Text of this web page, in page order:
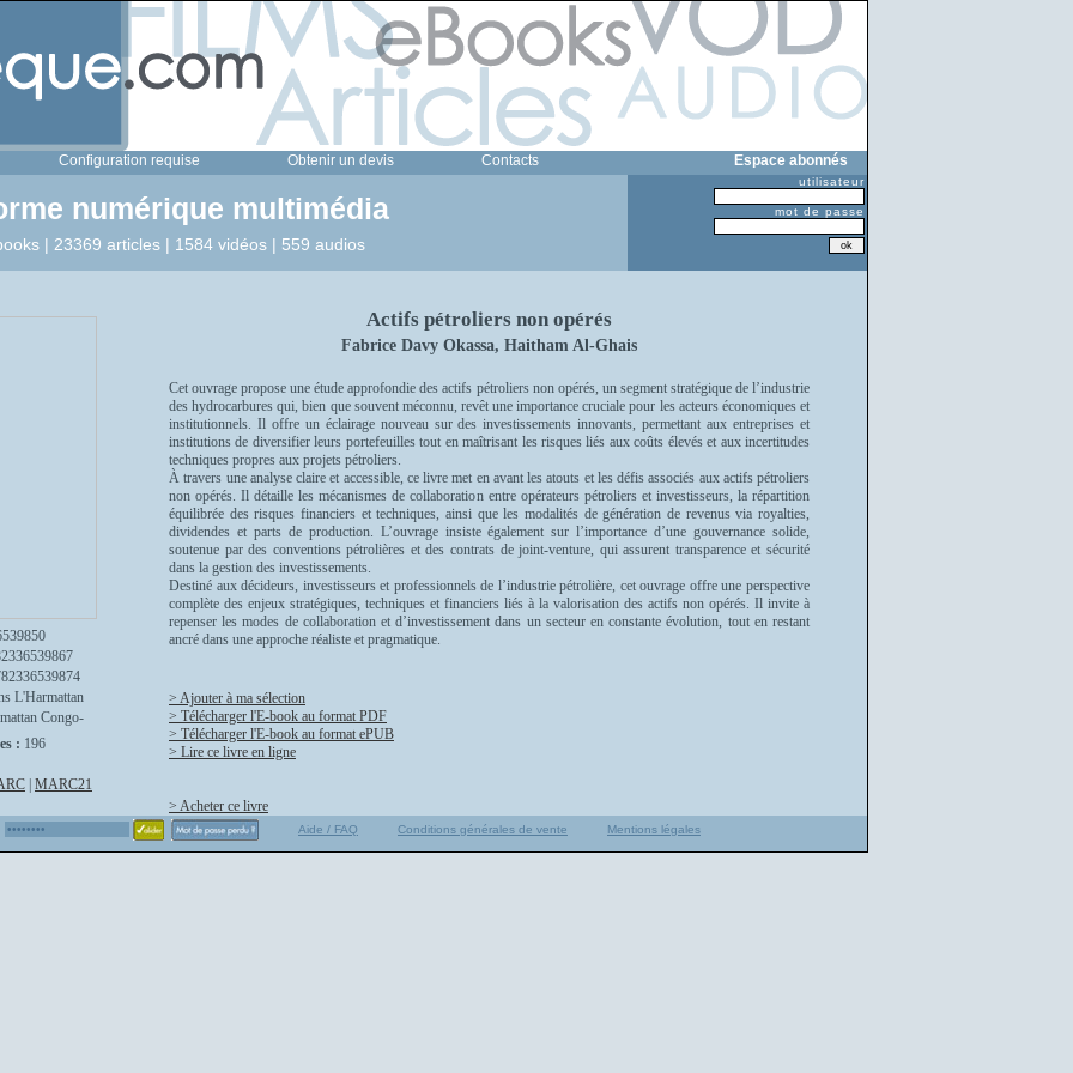
Configuration requise Obtenir un devis Contacts Espace abonnés
numérique multimédia
| 23369 articles | 1584 vidéos | 559 audios
utilisateur
mot de passe
L'Harmattan
Congo-
: 196
MARC21
Actifs pétroliers non opérés
Fabrice Davy Okassa, Haitham Al-Ghais
Cet ouvrage propose une étude approfondie des actifs pétroliers non opérés, un segment stratégique de l’industrie
des hydrocarbures qui, bien que souvent méconnu, revêt une importance cruciale pour les acteurs économiques et
institutionnels. Il offre un éclairage nouveau sur des investissements innovants, permettant aux entreprises et
institutions de diversifier leurs portefeuilles tout en maîtrisant les risques liés aux coûts élevés et aux incertitudes
techniques propres aux projets pétroliers.
À travers une analyse claire et accessible, ce livre met en avant les atouts et les défis associés aux actifs pétroliers
non opérés. Il détaille les mécanismes de collaboration entre opérateurs pétroliers et investisseurs, la répartition
équilibrée des risques financiers et techniques, ainsi que les modalités de génération de revenus via royalties,
dividendes et parts de production. L’ouvrage insiste également sur l’importance d’une gouvernance solide,
soutenue par des conventions pétrolières et des contrats de joint-venture, qui assurent transparence et sécurité
dans la gestion des investissements.
Destiné aux décideurs, investisseurs et professionnels de l’industrie pétrolière, cet ouvrage offre une perspective
complète des enjeux stratégiques, techniques et financiers liés à la valorisation des actifs non opérés. Il invite à
repenser les modes de collaboration et d’investissement dans un secteur en constante évolution, tout en restant
ancré dans une approche réaliste et pragmatique.
> Ajouter à ma sélection
> Télécharger l'E-book au format PDF
> Télécharger l'E-book au format ePUB
> Lire ce livre en ligne
> Acheter ce livre
Aide / FAQ Conditions générales de vente Mentions légales